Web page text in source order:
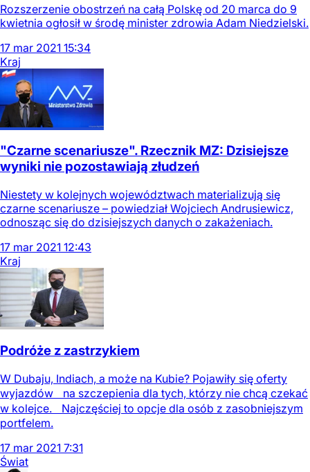
Rozszerzenie obostrzeń na całą Polskę od 20 marca do 9
kwietnia ogłosił w środę minister zdrowia Adam Niedzielski.
17 mar 2021 15:34
Kraj
"Czarne scenariusze". Rzecznik MZ: Dzisiejsze
wyniki nie pozostawiają złudzeń
Niestety w kolejnych województwach materializują się
czarne scenariusze – powiedział Wojciech Andrusiewicz,
odnosząc się do dzisiejszych danych o zakażeniach.
17 mar 2021 12:43
Kraj
Podróże z zastrzykiem
W Dubaju, Indiach, a może na Kubie? Pojawiły się oferty
wyjazdów na szczepienia dla tych, którzy nie chcą czekać
w kolejce. Najczęściej to opcje dla osób z zasobniejszym
portfelem.
17 mar 2021 7:31
Świat